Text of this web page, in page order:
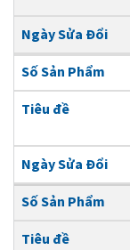
Ngày Sửa Đổi
Số Sản Phẩm
Tiêu đề
Ngày Sửa Đổi
Số Sản Phẩm
Tiêu đề